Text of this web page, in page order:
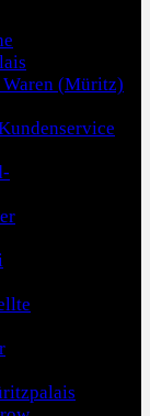
Waren (Müritz)